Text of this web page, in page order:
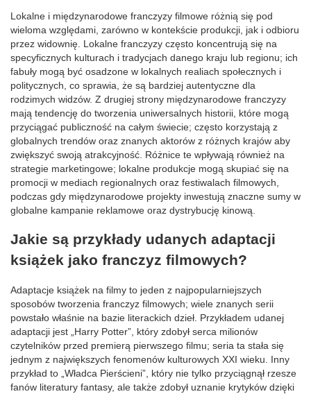
Lokalne i międzynarodowe franczyzy filmowe różnią się pod
wieloma względami, zarówno w kontekście produkcji, jak i odbioru
przez widownię. Lokalne franczyzy często koncentrują się na
specyficznych kulturach i tradycjach danego kraju lub regionu; ich
fabuły mogą być osadzone w lokalnych realiach społecznych i
politycznych, co sprawia, że są bardziej autentyczne dla
rodzimych widzów. Z drugiej strony międzynarodowe franczyzy
mają tendencję do tworzenia uniwersalnych historii, które mogą
przyciągać publiczność na całym świecie; często korzystają z
globalnych trendów oraz znanych aktorów z różnych krajów aby
zwiększyć swoją atrakcyjność. Różnice te wpływają również na
strategie marketingowe; lokalne produkcje mogą skupiać się na
promocji w mediach regionalnych oraz festiwalach filmowych,
podczas gdy międzynarodowe projekty inwestują znaczne sumy w
globalne kampanie reklamowe oraz dystrybucję kinową.
Jakie są przykłady udanych adaptacji
książek jako franczyz filmowych?
Adaptacje książek na filmy to jeden z najpopularniejszych
sposobów tworzenia franczyz filmowych; wiele znanych serii
powstało właśnie na bazie literackich dzieł. Przykładem udanej
adaptacji jest „Harry Potter”, który zdobył serca milionów
czytelników przed premierą pierwszego filmu; seria ta stała się
jednym z największych fenomenów kulturowych XXI wieku. Inny
przykład to „Władca Pierścieni”, który nie tylko przyciągnął rzesze
fanów literatury fantasy, ale także zdobył uznanie krytyków dzięki